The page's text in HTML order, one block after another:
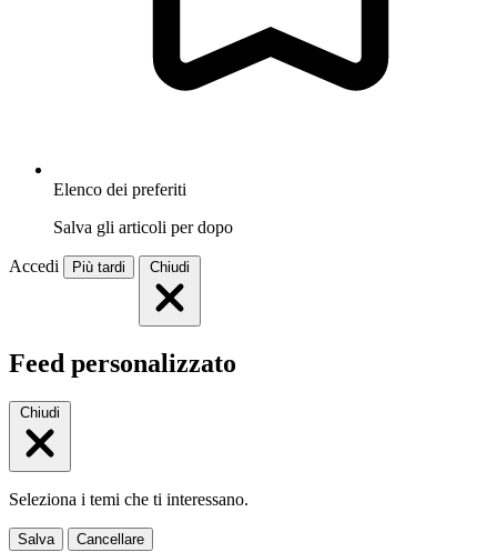
Elenco dei preferiti
Salva gli articoli per dopo
Accedi Più tardi Chiudi
Feed personalizzato
Chiudi
Seleziona i temi che ti interessano.
Salva Cancellare